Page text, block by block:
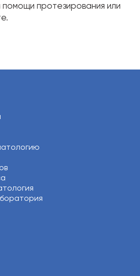
помощи протезирования или